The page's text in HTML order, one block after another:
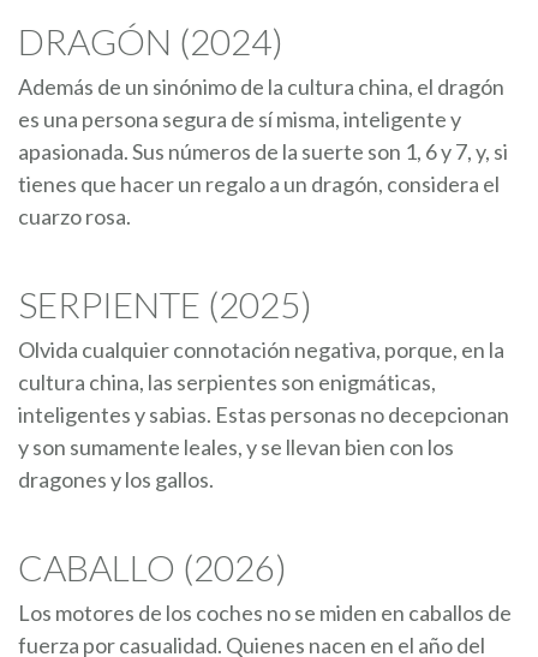
DRAGÓN (2024)
Además de un sinónimo de la cultura china, el dragón
es una persona segura de sí misma, inteligente y
apasionada. Sus números de la suerte son 1, 6 y 7, y, si
tienes que hacer un regalo a un dragón, considera el
cuarzo rosa.
SERPIENTE (2025)
Olvida cualquier connotación negativa, porque, en la
cultura china, las serpientes son enigmáticas,
inteligentes y sabias. Estas personas no decepcionan
y son sumamente leales, y se llevan bien con los
dragones y los gallos.
CABALLO (2026)
Los motores de los coches no se miden en caballos de
fuerza por casualidad. Quienes nacen en el año del